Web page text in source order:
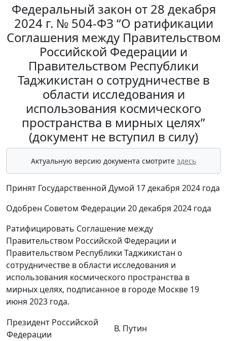
Федеральный закон от 28 декабря
2024 г. № 504-ФЗ “О ратификации
Соглашения между Правительством
Российской Федерации и
Правительством Республики
Таджикистан о сотрудничестве в
области исследования и
использования космического
пространства в мирных целях”
(документ не вступил в силу)
Актуальную версию документа смотрите здесь
Принят Государственной Думой 17 декабря 2024 года
Одобрен Советом Федерации 20 декабря 2024 года
Ратифицировать Соглашение между
Правительством Российской Федерации и
Правительством Республики Таджикистан о
сотрудничестве в области исследования и
использования космического пространства в
мирных целях, подписанное в городе Москве 19
июня 2023 года.
Президент Российской
Федерации
В. Путин